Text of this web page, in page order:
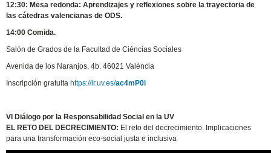
12:30: Mesa redonda: Aprendizajes y reflexiones sobre la trayectoria de
las cátedras valencianas de ODS.
14:00 Comida.
Salón de Grados de la Facultad de Ciéncias Sociales
Avenida de los Naranjos, 4b. 46021 València
Inscripción gratuita https://ir.uv.es/ac4mP0i
VI Diálogo por la Responsabilidad Social en la UV
EL RETO DEL DECRECIMIENTO: El reto del decrecimiento. Implicaciones
para una transformación eco-social justa e inclusiva